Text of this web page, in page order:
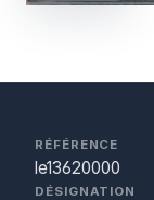
RÉFÉRENCE
le13620000
DÉSIGNATION